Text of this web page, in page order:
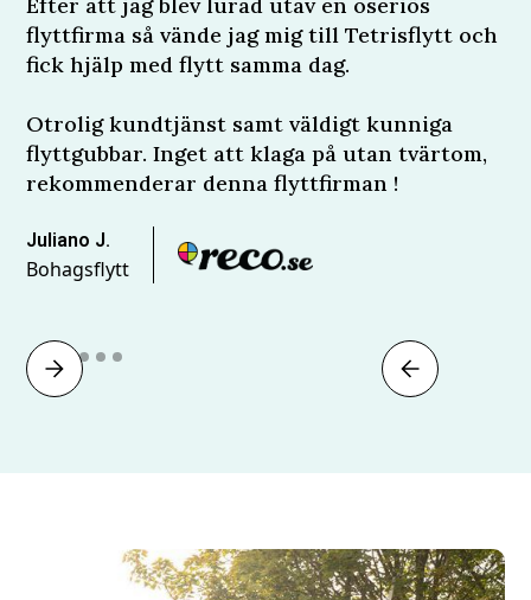
Efter att jag blev lurad utav en oseriös
flyttfirma så vände jag mig till Tetrisflytt och
fick hjälp med flytt samma dag.
Otrolig kundtjänst samt väldigt kunniga
flyttgubbar. Inget att klaga på utan tvärtom,
rekommenderar denna flyttfirman !
Juliano J.
Bohagsflytt